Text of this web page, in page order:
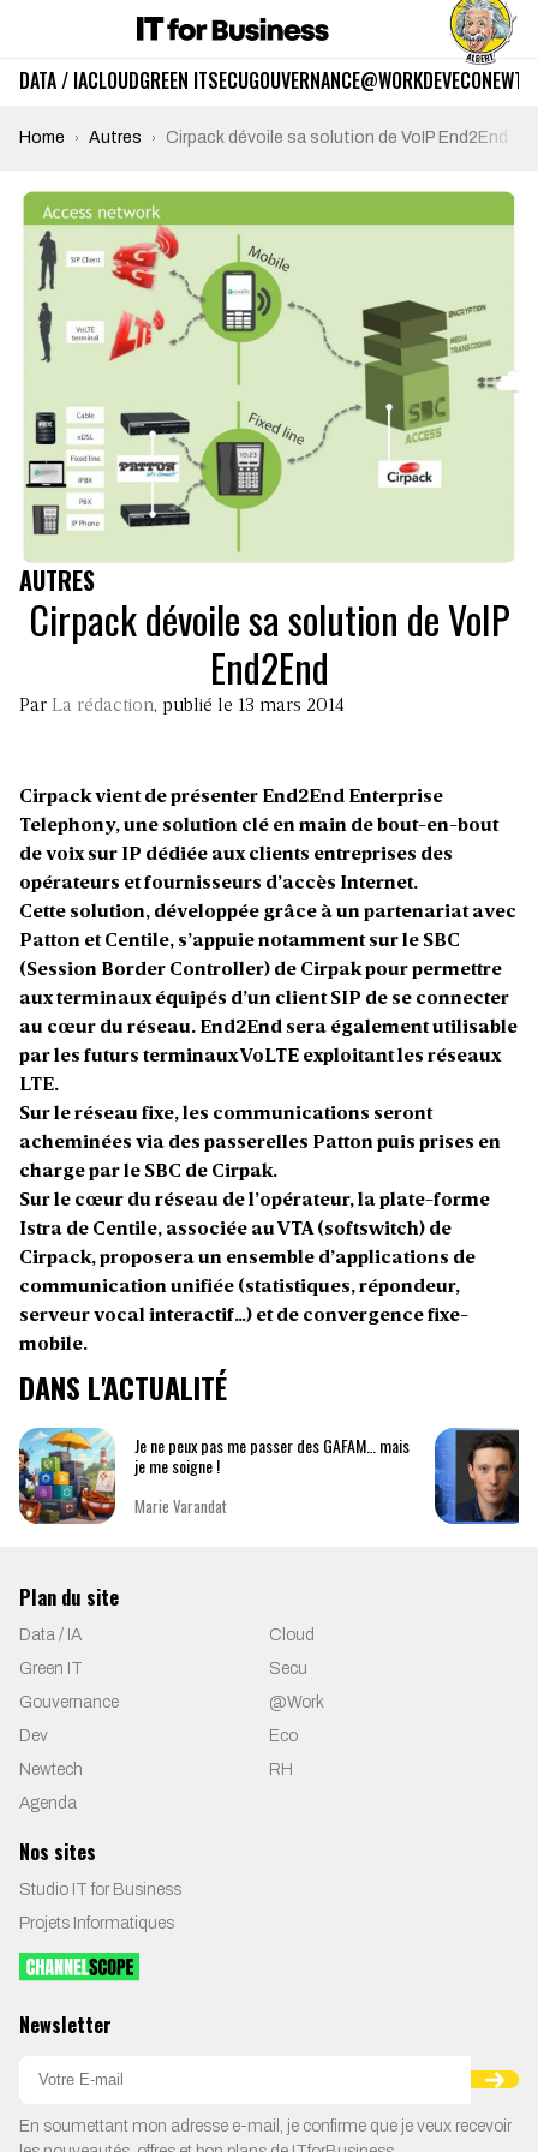
DATA / IACLOUDGREEN ITSECUGOUVERNANCE@WORKDEVECO
Home Autres Cirpack dévoile sa solution de VoIP End2End
AUTRES
Cirpack dévoile sa solution de VoIP
End2End
Par La rédaction, publié le 13 mars 2014
Cirpack vient de présenter End2End Enterprise
Telephony, une solution clé en main de bout-en-bout
de voix sur IP dédiée aux clients entreprises des
opérateurs et fournisseurs d’accès Internet.
Cette solution, développée grâce à un partenariat avec
Patton et Centile, s’appuie notamment sur le SBC
(Session Border Controller) de Cirpak pour permettre
aux terminaux équipés d’un client SIP de se connecter
au cœur du réseau. End2End sera également utilisable
par les futurs terminaux VoLTE exploitant les réseaux
LTE.
Sur le réseau fixe, les communications seront
acheminées via des passerelles Patton puis prises en
charge par le SBC de Cirpak.
Sur le cœur du réseau de l’opérateur, la plate-forme
Istra de Centile, associée au VTA (softswitch) de
Cirpack, proposera un ensemble d’applications de
communication unifiée (statistiques, répondeur,
serveur vocal interactif…) et de convergence fixe-
mobile.
DANS L'ACTUALITÉ
Je ne peux pas me passer des GAFAM… mais
je me soigne !
Marie Varandat
Plan du site
Data / IA
Cloud
Green IT
Secu
Gouvernance
@Work
Dev
Eco
Newtech
RH
Agenda
Nos sites
Studio IT for Business
Projets Informatiques
Newsletter
En soumettant mon adresse e-mail, je confirme que je veux recevoir